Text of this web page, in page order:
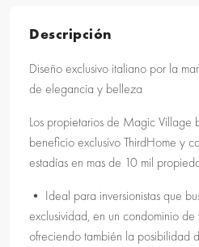
Descripción
Diseño exclusivo italiano por la
de elegancia y belleza
Los propietarios de Magic Village
beneficio exclusivo ThirdHome y
estadías en mas de 10 mil
• Ideal para inversionistas que
exclusividad, en un condominio
ofreciendo también la posibilidad